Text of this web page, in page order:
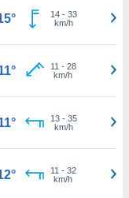
14- 33
km/h
11 - 28
km/h
13- 35
km/h
11 - 32
km/h